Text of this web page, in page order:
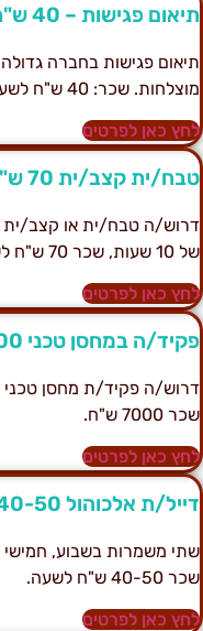
פגישות – 40 ש"ח לשעה בפתח תקווה
פגישות בחברה גדולה
שכר: 40 ש"ח לשעה.
כאן לפרטים
ית קצב/ית 70 ש"ח לשעה בירושלים
ה טבח/ית או קצב/ית
שכר 70 ש"ח לשעה.
כאן לפרטים
ה במחסן טכני 7000 ש"ח – תל מונד
7000 ש"ח.
כאן לפרטים
ת אלכוהול 40-50 ש"ח לשעה בנתניה
משמרות בשבוע, חמישי
40-50 ש"ח לשעה.
כאן לפרטים